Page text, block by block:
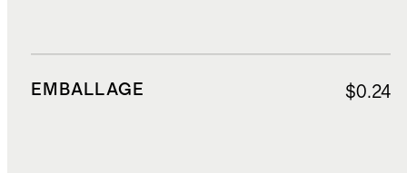
EMBALLAGE $0.24